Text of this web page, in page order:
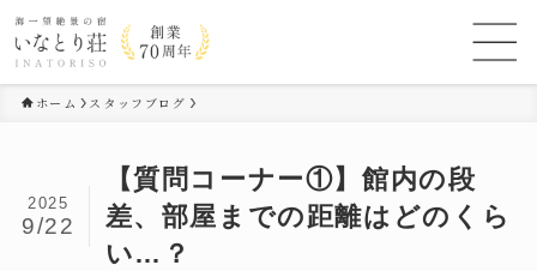
ホーム スタッフブログ
【質問コーナー①】館内の段
差、部屋までの距離はどのくら
い…？
2025
9/22